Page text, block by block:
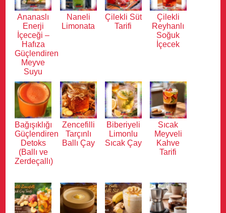
Ananaslı
Enerji
İçeceği –
Hafıza
Güçlendiren
Meyve
Suyu
Naneli
Limonata
Çilekli Süt
Tarifi
Çilekli
Reyhanlı
Soğuk
İçecek
Bağışıklığı
Güçlendiren
Detoks
(Ballı ve
Zerdeçallı)
Zencefilli
Tarçınlı
Ballı Çay
Biberiyeli
Limonlu
Sıcak Çay
Sıcak
Meyveli
Kahve
Tarifi